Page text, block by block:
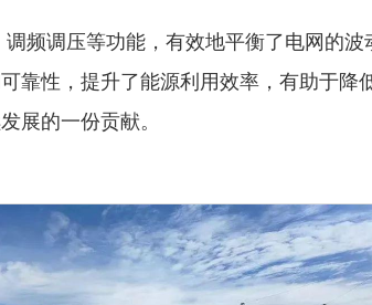
频调压等功能，有效地平衡了电网的
靠性，提升了能源利用效率，有助于降
展的一份贡献。